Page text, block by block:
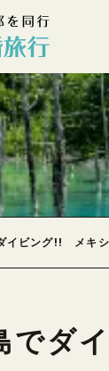
イビング!! メキ
でダ